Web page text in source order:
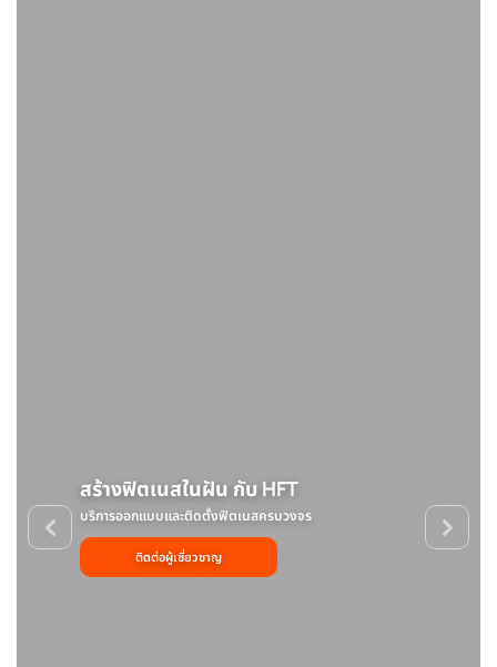
สร้างฟิตเนสในฝัน กับ HFT
บริการออกแบบและติดตั้งฟิตเนสครบวงจร
ติดต่อผู้เชี่ยวชาญ